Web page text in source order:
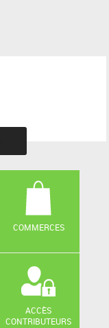
COMMERCES
ACCÈS
CONTRIBUTEURS